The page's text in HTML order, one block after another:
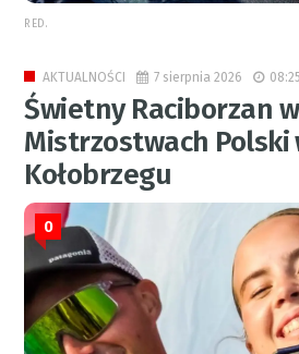
RED.
AKTUALNOŚCI 7 sierpnia 2026 08:25
Świetny Raciborzan w
Mistrzostwach Polski
Kołobrzegu
0